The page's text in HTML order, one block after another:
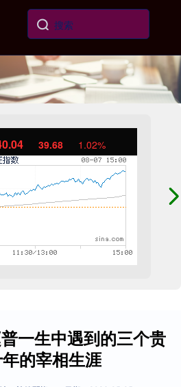
39.68 1.02%
一生中遇到的三个贵
的宰相生涯